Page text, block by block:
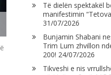
Të dielën spektakël
manifestimin “Tetova
31/07/2026
Bunjamin Shabani
Trim Lum zhvillon
200! 24/07/2026
Tikveshi e nis